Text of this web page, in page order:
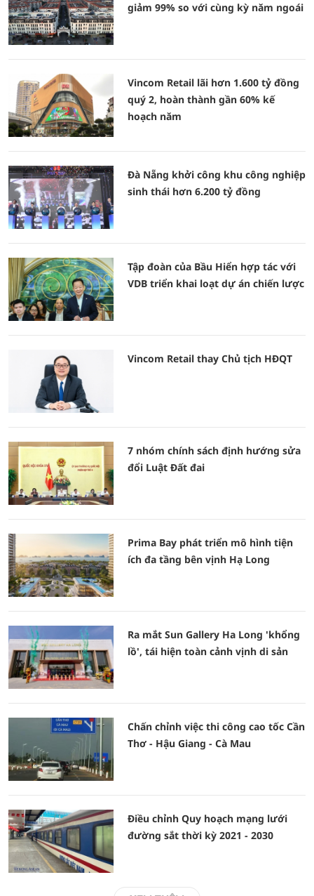
giảm 99% so với cùng kỳ năm ngoái
Vincom Retail lãi hơn 1.600 tỷ đồng
quý 2, hoàn thành gần 60% kế
hoạch năm
Đà Nẵng khởi công khu công nghiệp
sinh thái hơn 6.200 tỷ đồng
Tập đoàn của Bầu Hiển hợp tác với
VDB triển khai loạt dự án chiến lược
Vincom Retail thay Chủ tịch HĐQT
7 nhóm chính sách định hướng sửa
đổi Luật Đất đai
Prima Bay phát triển mô hình tiện
ích đa tầng bên vịnh Hạ Long
Ra mắt Sun Gallery Ha Long 'khổng
lồ', tái hiện toàn cảnh vịnh di sản
Chấn chỉnh việc thi công cao tốc Cần
Thơ - Hậu Giang - Cà Mau
Điều chỉnh Quy hoạch mạng lưới
đường sắt thời kỳ 2021 - 2030